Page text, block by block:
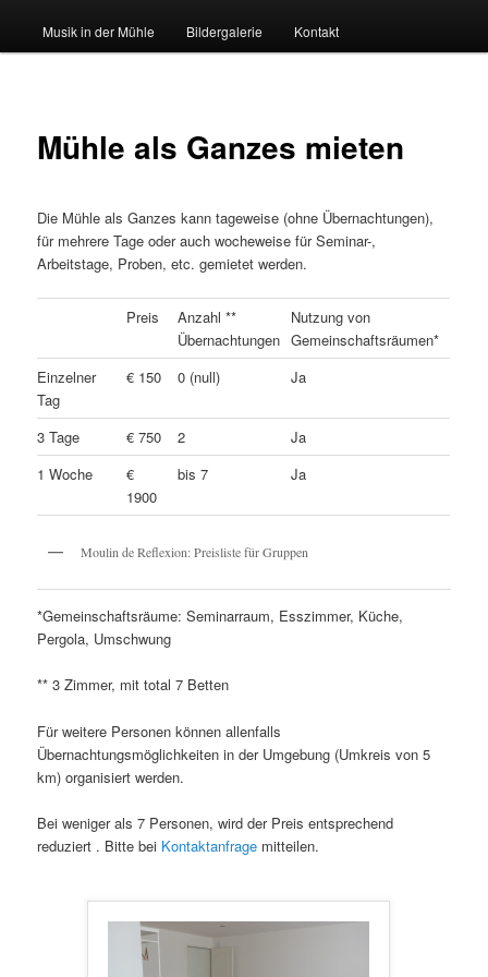
Musik in der Mühle Bildergalerie Kontakt
Mühle als Ganzes mieten
Die Mühle als Ganzes kann tageweise (ohne Übernachtungen),
für mehrere Tage oder auch wocheweise für Seminar-,
Arbeitstage, Proben, etc. gemietet werden.
Preis
Anzahl **
Übernachtungen
Nutzung von
Gemeinschaftsräumen*
Einzelner
Tag
€ 150 0 (null) Ja
3 Tage € 750 2
Ja
1 Woche
€
1900
bis 7 Ja
Moulin de Reflexion: Preisliste für Gruppen
*Gemeinschaftsräume: Seminarraum, Esszimmer, Küche,
Pergola, Umschwung
** 3 Zimmer, mit total 7 Betten
Für weitere Personen können allenfalls
Übernachtungsmöglichkeiten in der Umgebung (Umkreis von 5
km) organisiert werden.
Bei weniger als 7 Personen, wird der Preis entsprechend
reduziert . Bitte bei Kontaktanfrage mitteilen.